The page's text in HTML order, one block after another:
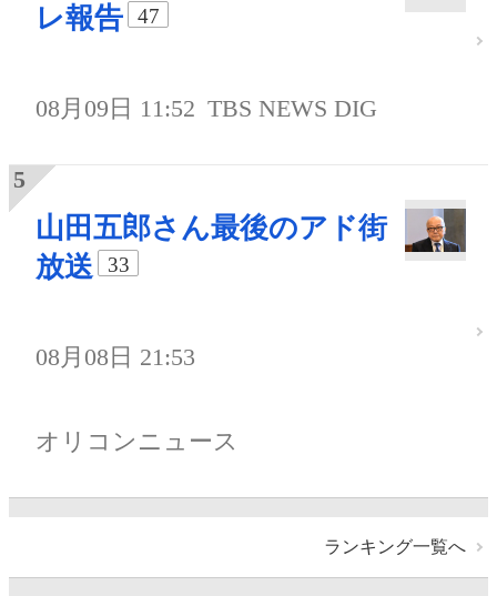
レ報告
47
08月09日 11:52 TBS NEWS DIG
山田五郎さん最後のアド街
放送
33
08月08日 21:53
オリコンニュース
ランキング一覧へ